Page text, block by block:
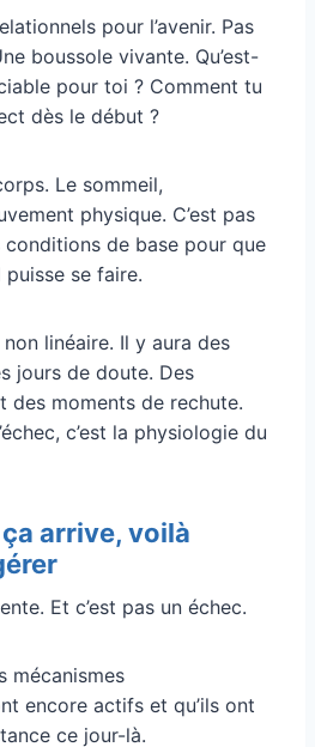
pour l’avenir. Pas
boussole vivante. Qu’est-
pour toi ? Comment tu
dès le début ?
Le sommeil,
physique. C’est pas
conditions de base pour que
se faire.
linéaire. Il y aura des
jours de doute. Des
des moments de rechute.
c’est la physiologie du
arrive, voilà
Et c’est pas un échec.
mécanismes
encore actifs et qu’ils ont
ce jour-là.